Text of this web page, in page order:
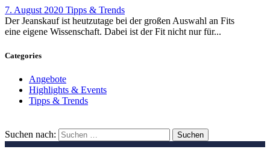
7. August 2020 Tipps & Trends
Der Jeanskauf ist heutzutage bei der großen Auswahl an Fits
eine eigene Wissenschaft. Dabei ist der Fit nicht nur für...
Categories
Angebote
Highlights & Events
Tipps & Trends
Suchen nach: